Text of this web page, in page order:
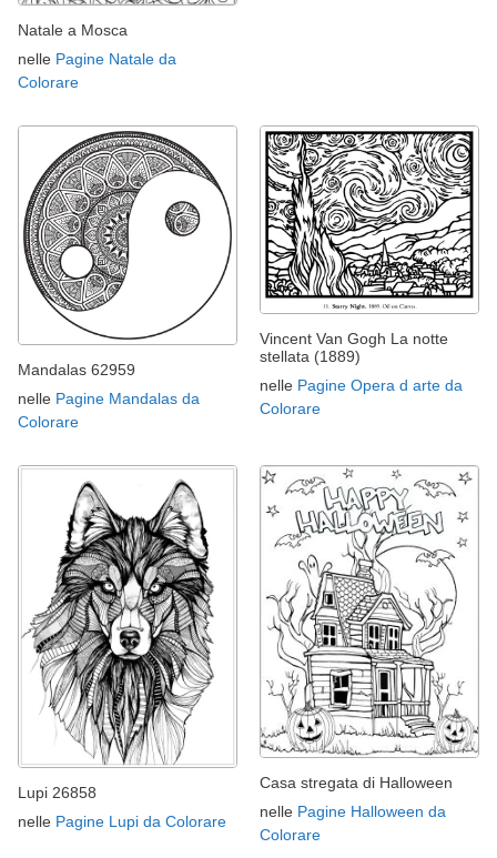
Natale a Mosca
nelle Pagine Natale da
Colorare
Mandalas 62959
nelle Pagine Mandalas da
Colorare
Vincent Van Gogh La notte
stellata (1889)
nelle Pagine Opera d arte da
Colorare
Lupi 26858
nelle Pagine Lupi da Colorare
Casa stregata di Halloween
nelle Pagine Halloween da
Colorare